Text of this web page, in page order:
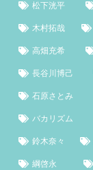
松下洸平
木村拓哉
高畑充希
長谷川博己
石原さとみ
バカリズム
鈴木奈々
綱啓永